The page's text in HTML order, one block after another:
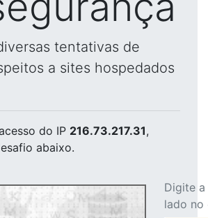
tentativas de
a sites hospedados
do IP 216.73.217.31,
abaixo.
Digite
lado no